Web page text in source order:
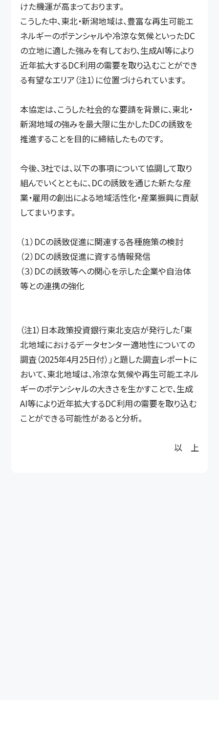
けた機運が高まっております。
こうした中、東北・新潟地域は、豊富な再生可能エ
ネルギーのポテンシャルや冷涼な気候といったDC
の立地に適した強みを有しており、生成AI等により
近年拡大するDC利用の需要を取り込むことができ
る有望なエリア（注1）に位置づけられています。
本協定は、こうした社会的な要請を背景に、東北・
新潟地域の強みを最大限に生かしたDCの誘致を
推進することを目的に締結したものです。
今後、3社では、以下の事項について協調して取り
組んでいくとともに、DCの誘致を通じた新たな産
業・雇用の創出による地域活性化・産業振興に貢献
してまいります。
（１）DCの誘致促進に関連する各種施策の検討
（２）DCの誘致促進に資する情報発信
（３）DCの誘致等への関心を示した企業や自治体
等との連携の強化
（注1）日本政策投資銀行東北支店が発行した「東
北地域におけるデータセンター適地性についての
調査（2025年4月25日付）」と題した調査レポートに
おいて、東北地域は、冷涼な気候や再生可能エネル
ギーのポテンシャルの大きさを生かすことで、生成
AI等により近年拡大するDC利用の需要を取り込む
ことができる可能性があると分析。
以 上